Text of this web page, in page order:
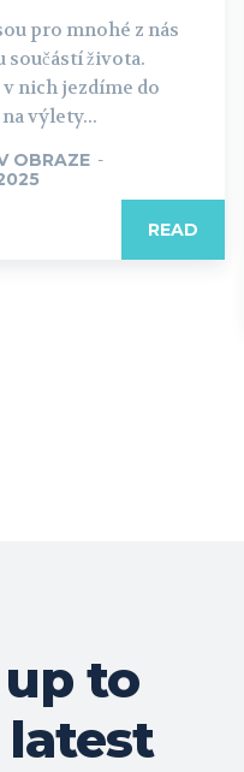
pro mnohé z nás
součástí života.
v nich jezdíme do
výlety...
OBRAZE -
READ
to